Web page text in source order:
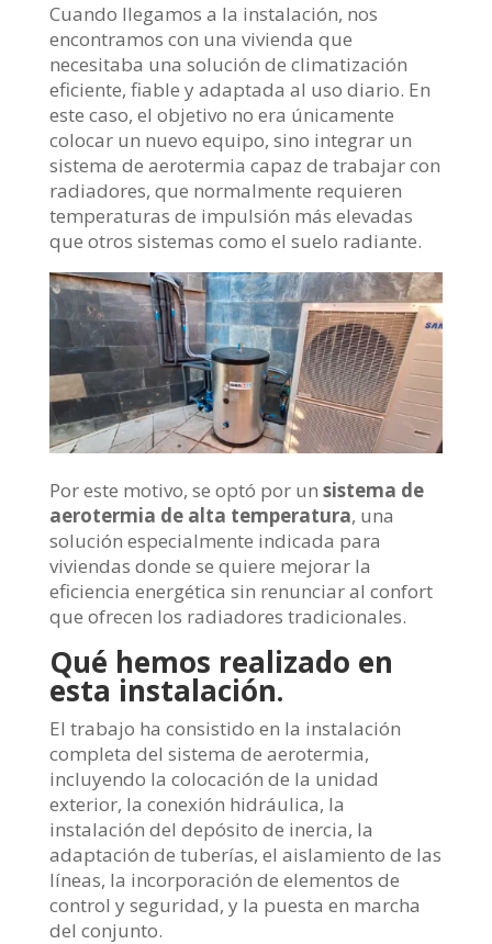
Cuando llegamos a la instalación, nos
encontramos con una vivienda que
necesitaba una solución de climatización
eficiente, fiable y adaptada al uso diario. En
este caso, el objetivo no era únicamente
colocar un nuevo equipo, sino integrar un
sistema de aerotermia capaz de trabajar con
radiadores, que normalmente requieren
temperaturas de impulsión más elevadas
que otros sistemas como el suelo radiante.
Por este motivo, se optó por un sistema de
aerotermia de alta temperatura, una
solución especialmente indicada para
viviendas donde se quiere mejorar la
eficiencia energética sin renunciar al confort
que ofrecen los radiadores tradicionales.
Qué hemos realizado en
esta instalación.
El trabajo ha consistido en la instalación
completa del sistema de aerotermia,
incluyendo la colocación de la unidad
exterior, la conexión hidráulica, la
instalación del depósito de inercia, la
adaptación de tuberías, el aislamiento de las
líneas, la incorporación de elementos de
control y seguridad, y la puesta en marcha
del conjunto.